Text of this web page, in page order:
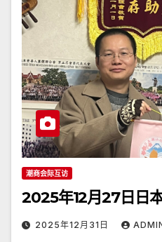
潮商会际互访
2025年12月27日日
2025年12月31日